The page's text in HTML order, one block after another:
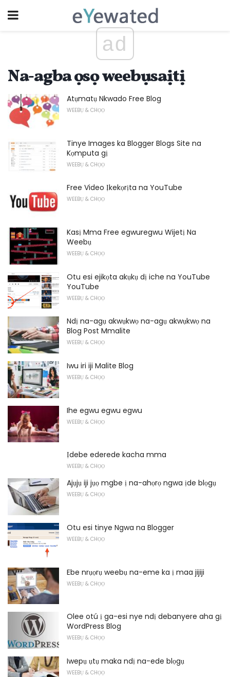
ad
Na-agba ọsọ weebụsaịtị
Atụmatụ Nkwado Free Blog
WEEBỤ & CHỌỌ
Tinye Images ka Blogger Blogs Site na
Kọmputa gị
WEEBỤ & CHỌỌ
Free Video Ịkekọrịta na YouTube
WEEBỤ & CHỌỌ
Kasị Mma Free egwuregwu Wijetị Na
Weebụ
WEEBỤ & CHỌỌ
Otu esi ejikọta akụkụ dị iche na YouTube
YouTube
WEEBỤ & CHỌỌ
Ndị na-agụ akwụkwọ na-agụ akwụkwọ na
Blog Post Mmalite
WEEBỤ & CHỌỌ
Iwu iri iji Malite Blog
WEEBỤ & CHỌỌ
Ihe egwu egwu egwu
WEEBỤ & CHỌỌ
Ịdebe ederede kacha mma
WEEBỤ & CHỌỌ
Ajụjụ iji jụọ mgbe ị na-ahọrọ ngwa ịde blọgụ
WEEBỤ & CHỌỌ
Otu esi tinye Ngwa na Blogger
WEEBỤ & CHỌỌ
Ebe nrụọrụ weebụ na-eme ka ị maa jijiji
WEEBỤ & CHỌỌ
Olee otú ị ga-esi nye ndị debanyere aha gị
WordPress Blog
WEEBỤ & CHỌỌ
Iwepụ ụtụ maka ndị na-ede blọgụ
WEEBỤ & CHỌỌ